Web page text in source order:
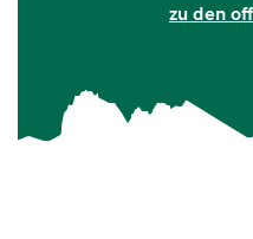
zu den